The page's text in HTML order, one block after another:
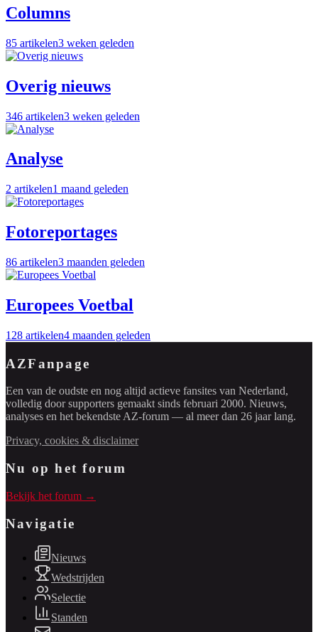
Columns
85 artikelen3 weken geleden
Overig nieuws
346 artikelen3 weken geleden
Analyse
2 artikelen1 maand geleden
Fotoreportages
86 artikelen3 maanden geleden
Europees Voetbal
128 artikelen4 maanden geleden
AZFanpage
Een van de oudste en nog altijd actieve fansites van Nederland,
volledig door supporters gemaakt sinds februari 2000. Nieuws,
analyses en het bekendste AZ-forum — al meer dan 26 jaar lang.
Privacy, cookies & disclaimer
Nu op het forum
Bekijk het forum →
Navigatie
Nieuws
Wedstrijden
Selectie
Standen